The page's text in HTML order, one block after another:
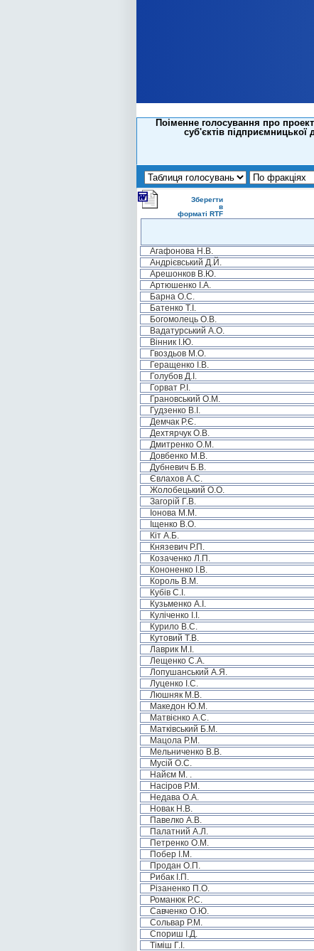
Поіменне голосування про
суб'єктів підприємницької
Зберегти
в
форматі RTF
Агафонова Н.В.
Андрієвський Д.Й.
Арешонков В.Ю.
Артюшенко І.А.
Барна О.С.
Батенко Т.І.
Богомолець О.В.
Вадатурський А.О.
Вінник І.Ю.
Гвоздьов М.О.
Геращенко І.В.
Голубов Д.І.
Горват Р.І.
Грановський О.М.
Гудзенко В.І.
Демчак Р.Є.
Дехтярчук О.В.
Дмитренко О.М.
Довбенко М.В.
Дубневич Б.В.
Євлахов А.С.
Жолобецький О.О.
Загорій Г.В.
Іонова М.М.
Іщенко В.О.
Кіт А.Б.
Князевич Р.П.
Козаченко Л.П.
Кононенко І.В.
Король В.М.
Кубів С.І.
Кузьменко А.І.
Куліченко І.І.
Курило В.С.
Кутовий Т.В.
Лаврик М.І.
Лещенко С.А.
Лопушанський А.Я.
Луценко І.С.
Люшняк М.В.
Македон Ю.М.
Матвієнко А.С.
Матківський Б.М.
Мацола Р.М.
Мельниченко В.В.
Мусій О.С.
Найєм М. .
Насіров Р.М.
Недава О.А.
Новак Н.В.
Павелко А.В.
Палатний А.Л.
Петренко О.М.
Побер І.М.
Продан О.П.
Рибак І.П.
Різаненко П.О.
Романюк Р.С.
Савченко О.Ю.
Сольвар Р.М.
Спориш І.Д.
Тіміш Г.І.